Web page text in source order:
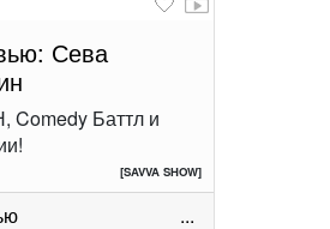
Сева
Comedy Баттл и
[SAVVA SHOW]
...